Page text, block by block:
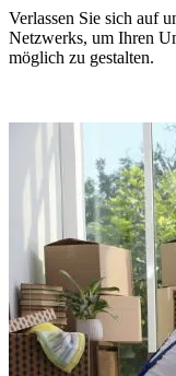
Verlassen Sie sich auf
Netzwerks, um Ihren
möglich zu gestalten.